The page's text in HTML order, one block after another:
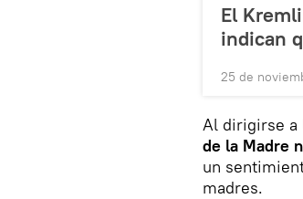
El
indican
25 de
Al dirigirse a
de la Madre
un
madres.